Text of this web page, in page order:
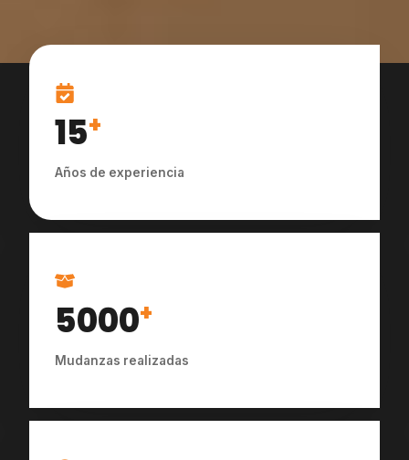
15+
Años de experiencia
5000+
Mudanzas realizadas